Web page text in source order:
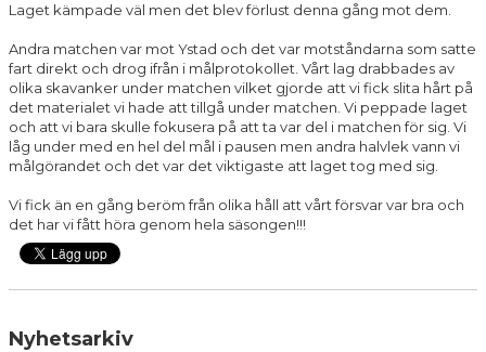
Laget kämpade väl men det blev förlust denna gång mot dem.
Andra matchen var mot Ystad och det var motståndarna som satte
fart direkt och drog ifrån i målprotokollet. Vårt lag drabbades av
olika skavanker under matchen vilket gjorde att vi fick slita hårt på
det materialet vi hade att tillgå under matchen. Vi peppade laget
och att vi bara skulle fokusera på att ta var del i matchen för sig. Vi
låg under med en hel del mål i pausen men andra halvlek vann vi
målgörandet och det var det viktigaste att laget tog med sig.
Vi fick än en gång beröm från olika håll att vårt försvar var bra och
det har vi fått höra genom hela säsongen!!!
Nyhetsarkiv